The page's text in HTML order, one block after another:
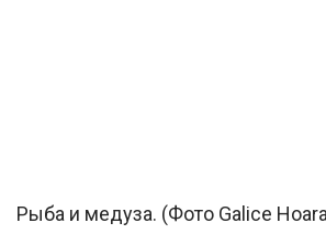
Рыба и медуза. (Фото Galice